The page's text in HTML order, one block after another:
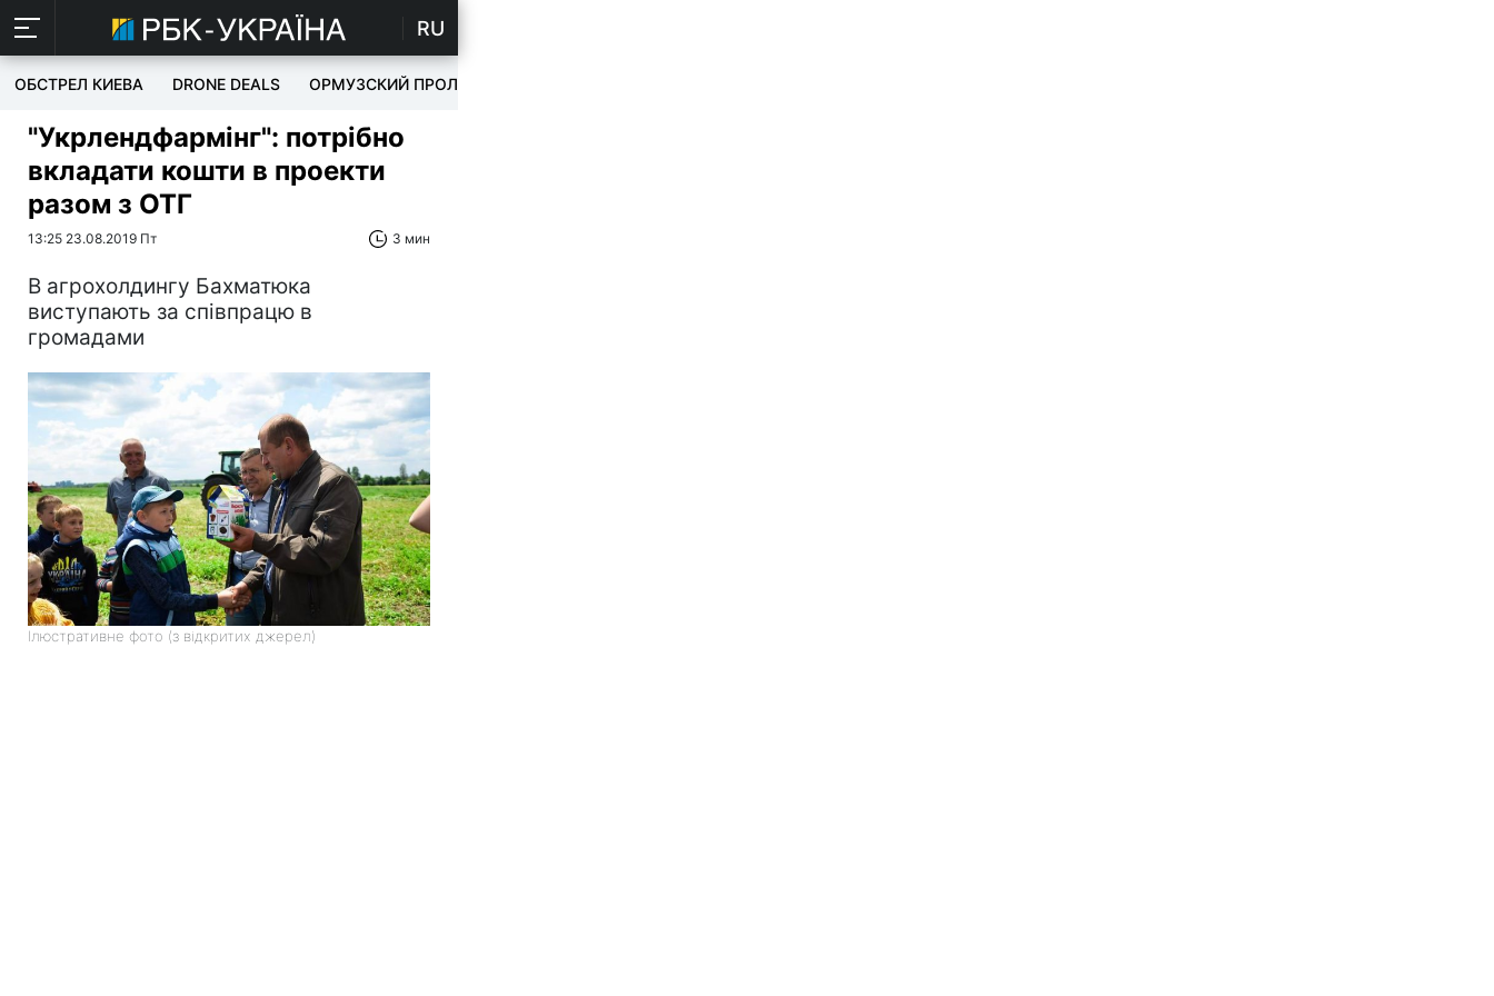
RU
ОБСТРЕЛ КИЕВА DRONE DEALS ОРМУЗСКИЙ ПРОЛИВ
"Укрлендфармінг": потрібно
вкладати кошти в проекти
разом з ОТГ
13:25 23.08.2019 Пт 3 мин
В агрохолдингу Бахматюка
виступають за співпрацю в
громадами
Ілюстративне фото (з відкритих джерел)